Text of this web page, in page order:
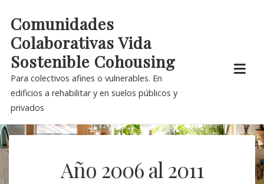
content
Comunidades
Colaborativas Vida
Sostenible Cohousing
Para colectivos afines o vulnerables. En
edificios a rehabilitar y en suelos públicos y
privados
Año 2006 al 2011